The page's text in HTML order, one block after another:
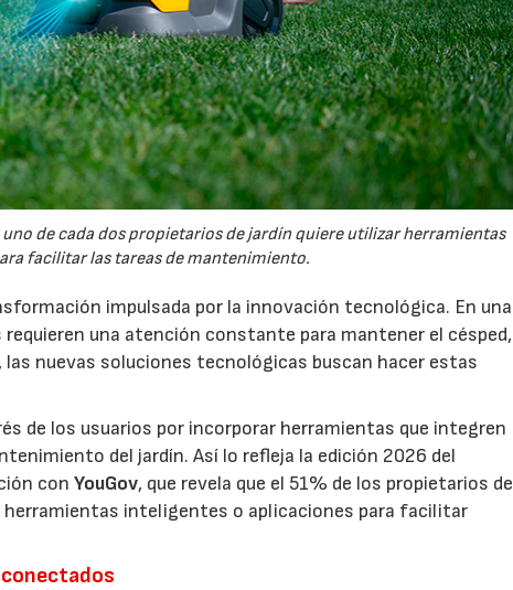
de cada dos propietarios de jardín quiere utilizar herramientas
facilitar las tareas de mantenimiento.
impulsada por la innovación tecnológica. En una
una atención constante para mantener el césped,
nuevas soluciones tecnológicas buscan hacer estas
de los usuarios por incorporar herramientas que integren
del jardín. Así lo refleja la edición 2026 del
conYouGov, que revela que el 51% de los propietarios de
inteligentes o aplicaciones para facilitar